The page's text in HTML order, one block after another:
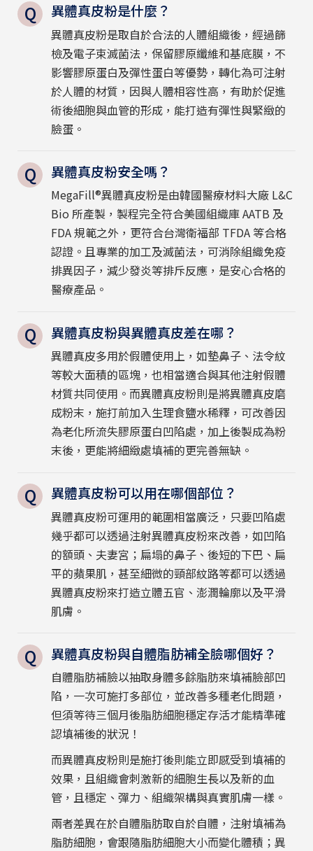
異體真皮粉是什麼？
異體真皮粉是取自於合法的人體組織後，經過篩
檢及電子束滅菌法，保留膠原纖維和基底膜，不
影響膠原蛋白及彈性蛋白等優勢，轉化為可注射
於人體的材質，因與人體相容性高，有助於促進
術後細胞與血管的形成，能打造有彈性與緊緻的
臉蛋。
異體真皮粉安全嗎？
MegaFill®異體真皮粉是由韓國醫療材料大廠 L&C
Bio 所產製，製程完全符合美國組織庫 AATB 及
FDA 規範之外，更符合台灣衛福部 TFDA 等合格
認證。且專業的加工及滅菌法，可消除組織免疫
排異因子，減少發炎等排斥反應，是安心合格的
醫療產品。
異體真皮粉與異體真皮差在哪？
異體真皮多用於假體使用上，如墊鼻子、法令紋
等較大面積的區塊，也相當適合與其他注射假體
材質共同使用。而異體真皮粉則是將異體真皮磨
成粉末，施打前加入生理食鹽水稀釋，可改善因
為老化所流失膠原蛋白凹陷處，加上後製成為粉
末後，更能將細緻處填補的更完善無缺。
異體真皮粉可以用在哪個部位？
異體真皮粉可運用的範圍相當廣泛，只要凹陷處
幾乎都可以透過注射異體真皮粉來改善，如凹陷
的額頭、夫妻宮；扁塌的鼻子、後短的下巴、扁
平的蘋果肌，甚至細微的頸部紋路等都可以透過
異體真皮粉來打造立體五官、澎潤輪廓以及平滑
肌膚。
異體真皮粉與自體脂肪補全臉哪個好？
自體脂肪補臉以抽取身體多餘脂肪來填補臉部凹
陷，一次可施打多部位，並改善多種老化問題，
但須等待三個月後脂肪細胞穩定存活才能精準確
認填補後的狀況！
而異體真皮粉則是施打後則能立即感受到填補的
效果，且組織會刺激新的細胞生長以及新的血
管，且穩定、彈力、組織架構與真實肌膚一樣。
兩者差異在於自體脂肪取自於自體，注射填補為
脂肪細胞，會跟隨脂肪細胞大小而變化體積；異